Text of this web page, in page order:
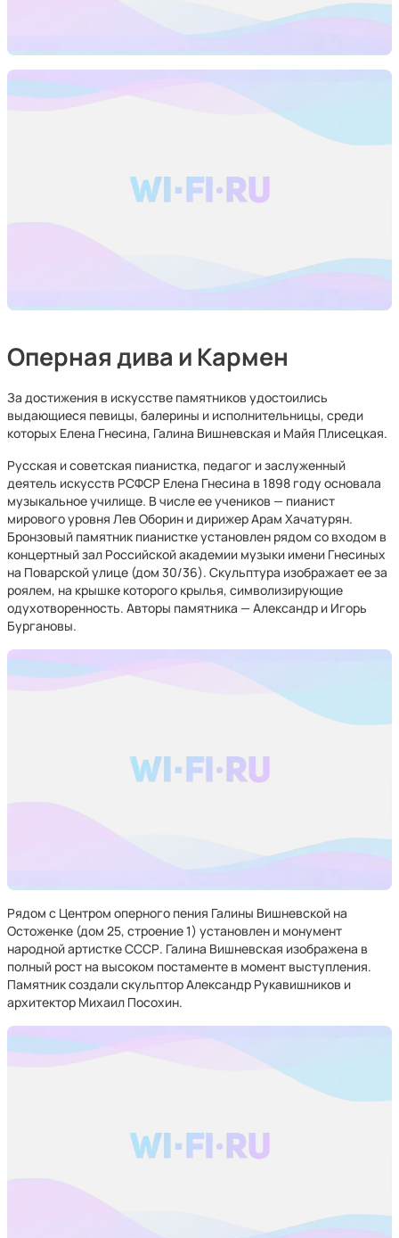
Оперная дива и Кармен
За достижения в искусстве памятников удостоились
выдающиеся певицы, балерины и исполнительницы, среди
которых Елена Гнесина, Галина Вишневская и Майя Плисецкая.
Русская и советская пианистка, педагог и заслуженный
деятель искусств РСФСР Елена Гнесина в 1898 году основала
музыкальное училище. В числе ее учеников — пианист
мирового уровня Лев Оборин и дирижер Арам Хачатурян.
Бронзовый памятник пианистке установлен рядом со входом в
концертный зал Российской академии музыки имени Гнесиных
на Поварской улице (дом 30/36). Скульптура изображает ее за
роялем, на крышке которого крылья, символизирующие
одухотворенность. Авторы памятника — Александр и Игорь
Бургановы.
Рядом с Центром оперного пения Галины Вишневской на
Остоженке (дом 25, строение 1) установлен и монумент
народной артистке СССР. Галина Вишневская изображена в
полный рост на высоком постаменте в момент выступления.
Памятник создали скульптор Александр Рукавишников и
архитектор Михаил Посохин.